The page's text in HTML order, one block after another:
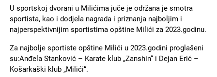
U sportskoj dvorani u Milićima juče je održana je smotra
sportista, kao i dodjela nagrada i priznanja najboljim i
najperspektivnijim sportistima opštine Milići za 2023.godinu.
Za najbolje sportiste opštine Milići u 2023.godini proglašeni
su:Anđela Stanković – Karate klub „Zanshin“ i Dejan Erić –
Košarkaški klub „Milići“.